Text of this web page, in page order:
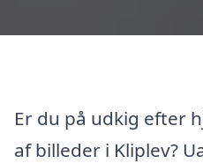
Er du på udkig efter
af billeder i Kliplev?